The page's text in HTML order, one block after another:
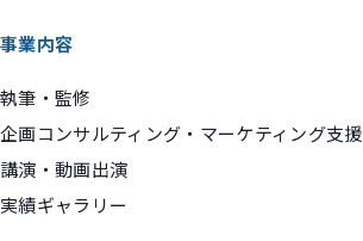
事業内容
執筆・監修
企画コンサルティング・マーケティング支援
講演・動画出演
実績ギャラリー